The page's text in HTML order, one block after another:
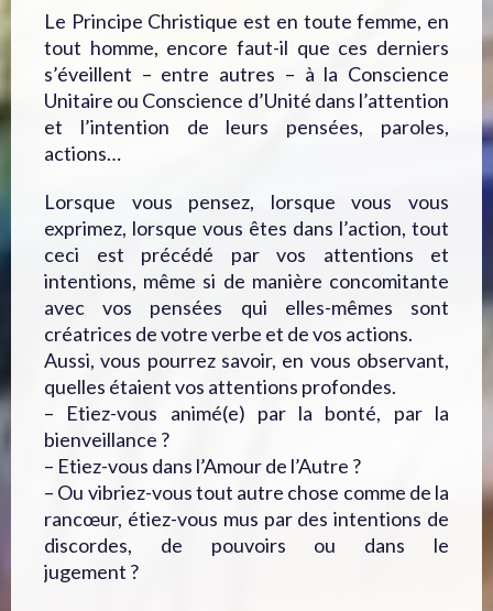
Le Principe Christique est en toute femme, en
tout homme, encore faut-il que ces derniers
s’éveillent – entre autres – à la Conscience
Unitaire ou Conscience d’Unité dans l’attention
et l’intention de leurs pensées, paroles,
actions…
Lorsque vous pensez, lorsque vous vous
exprimez, lorsque vous êtes dans l’action, tout
ceci est précédé par vos attentions et
intentions, même si de manière concomitante
avec vos pensées qui elles-mêmes sont
créatrices de votre verbe et de vos actions.
Aussi, vous pourrez savoir, en vous observant,
quelles étaient vos attentions profondes.
– Etiez-vous animé(e) par la bonté, par la
bienveillance ?
– Etiez-vous dans l’Amour de l’Autre ?
– Ou vibriez-vous tout autre chose comme de la
rancœur, étiez-vous mus par des intentions de
discordes, de pouvoirs ou dans le
jugement ?